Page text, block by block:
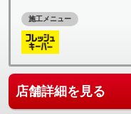
施工メニュー
店舗詳細を見る